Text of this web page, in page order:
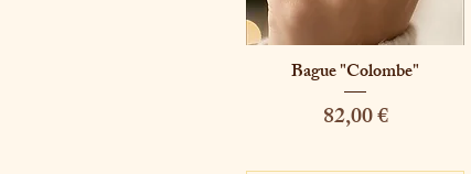
Aperçu rapide
Bague "Colombe"
Prix
82,00 €